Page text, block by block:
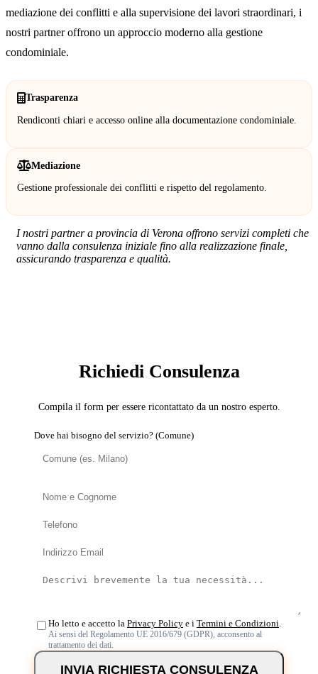
mediazione dei conflitti e alla supervisione dei lavori straordinari, i
nostri partner offrono un approccio moderno alla gestione
condominiale.
Trasparenza
Rendiconti chiari e accesso online alla documentazione condominiale.
Mediazione
Gestione professionale dei conflitti e rispetto del regolamento.
I nostri partner a provincia di Verona offrono servizi completi che
vanno dalla consulenza iniziale fino alla realizzazione finale,
assicurando trasparenza e qualità.
Richiedi Consulenza
Compila il form per essere ricontattato da un nostro esperto.
Dove hai bisogno del servizio? (Comune)
Ho letto e accetto la Privacy Policy e i Termini e Condizioni.
Ai sensi del Regolamento UE 2016/679 (GDPR), acconsento al
trattamento dei dati.
INVIA RICHIESTA CONSULENZA